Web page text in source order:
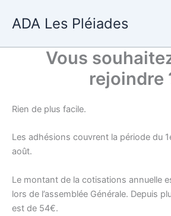
ADA Les Pléiades
Vous
rejoindre
Rien de plus facile.
Les adhésions couvrent la période du
août.
Le montant de la cotisations annuelle
lors de l’assemblée Générale. Depuis
est de 54€.